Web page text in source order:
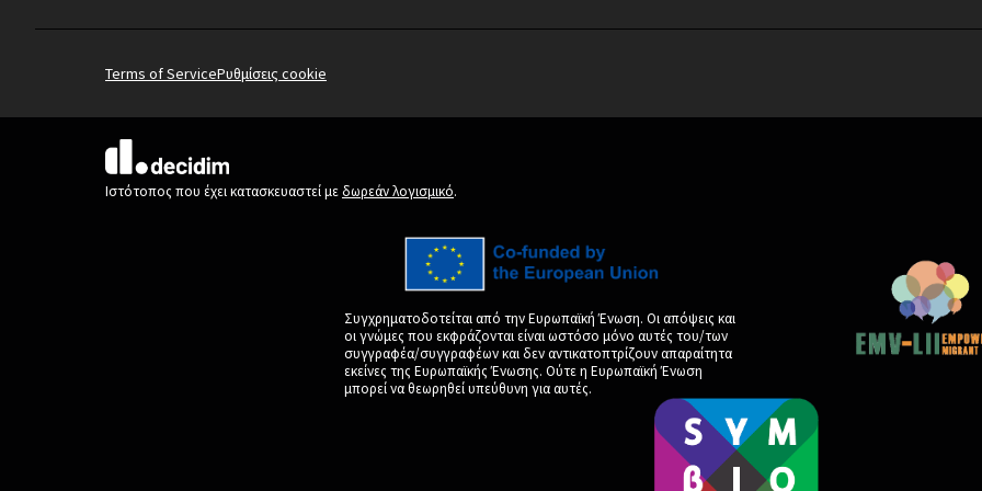
Terms of ServiceΡυθμίσεις cookie
(Εξωτερική σύνδεση)
Ιστότοπος που έχει κατασκευαστεί με δωρεάν λογισμικό.
Συγχρηματοδοτείται από την Ευρωπαϊκή Ένωση. Οι απόψεις και
οι γνώμες που εκφράζονται είναι ωστόσο μόνο αυτές του/των
συγγραφέα/συγγραφέων και δεν αντικατοπτρίζουν απαραίτητα
εκείνες της Ευρωπαϊκής Ένωσης. Ούτε η Ευρωπαϊκή Ένωση
μπορεί να θεωρηθεί υπεύθυνη για αυτές.